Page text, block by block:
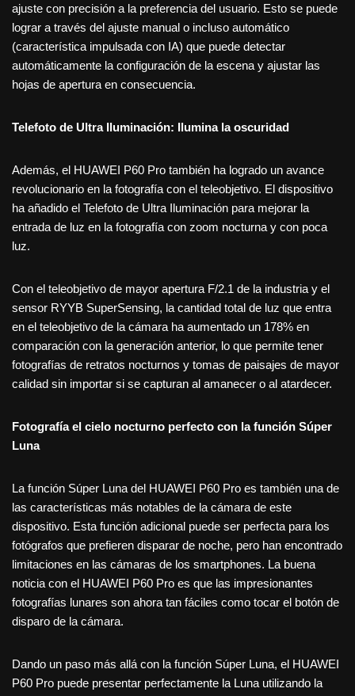
ajuste con precisión a la preferencia del usuario. Esto se puede
lograr a través del ajuste manual o incluso automático
(característica impulsada con IA) que puede detectar
automáticamente la configuración de la escena y ajustar las
hojas de apertura en consecuencia.
Telefoto de Ultra Iluminación: Ilumina la oscuridad
Además, el HUAWEI P60 Pro también ha logrado un avance
revolucionario en la fotografía con el teleobjetivo. El dispositivo
ha añadido el Telefoto de Ultra Iluminación para mejorar la
entrada de luz en la fotografía con zoom nocturna y con poca
luz.
Con el teleobjetivo de mayor apertura F/2.1 de la industria y el
sensor RYYB SuperSensing, la cantidad total de luz que entra
en el teleobjetivo de la cámara ha aumentado un 178% en
comparación con la generación anterior, lo que permite tener
fotografías de retratos nocturnos y tomas de paisajes de mayor
calidad sin importar si se capturan al amanecer o al atardecer.
Fotografía el cielo nocturno perfecto con la función Súper
Luna
La función Súper Luna del HUAWEI P60 Pro es también una de
las características más notables de la cámara de este
dispositivo. Esta función adicional puede ser perfecta para los
fotógrafos que prefieren disparar de noche, pero han encontrado
limitaciones en las cámaras de los smartphones. La buena
noticia con el HUAWEI P60 Pro es que las impresionantes
fotografías lunares son ahora tan fáciles como tocar el botón de
disparo de la cámara.
Dando un paso más allá con la función Súper Luna, el HUAWEI
P60 Pro puede presentar perfectamente la Luna utilizando la